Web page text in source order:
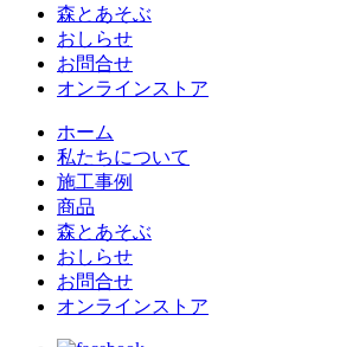
森とあそぶ
おしらせ
お問合せ
オンラインストア
ホーム
私たちについて
施工事例
商品
森とあそぶ
おしらせ
お問合せ
オンラインストア